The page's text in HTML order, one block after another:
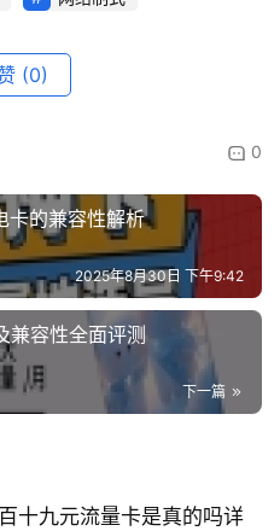
(0)
0
卡的兼容性解析
2025年8月30日 下午9:42
兼容性全面评测
下一篇
十九元流量卡是真的吗详